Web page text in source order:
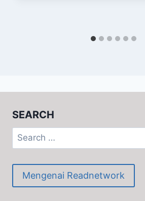
SEARCH
Search
for:
Mengenai Readnetwork